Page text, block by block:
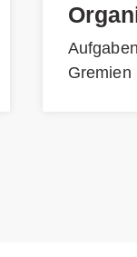
Gremien